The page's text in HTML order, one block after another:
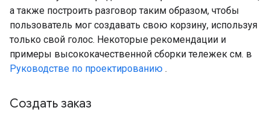
а также построить разговор таким образом, чтобы
пользователь мог создавать свою корзину, используя
только свой голос. Некоторые рекомендации и
примеры высококачественной сборки тележек см. в
Руководстве по проектированию .
Создать заказ